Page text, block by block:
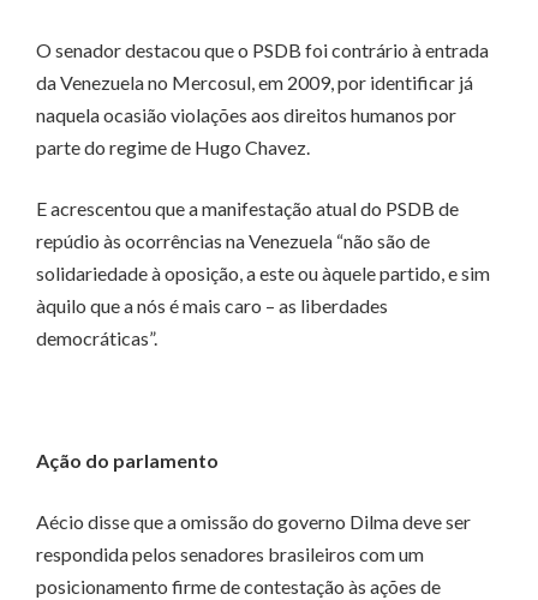
O senador destacou que o PSDB foi contrário à entrada
da Venezuela no Mercosul, em 2009, por identificar já
naquela ocasião violações aos direitos humanos por
parte do regime de Hugo Chavez.
E acrescentou que a manifestação atual do PSDB de
repúdio às ocorrências na Venezuela “não são de
solidariedade à oposição, a este ou àquele partido, e sim
àquilo que a nós é mais caro – as liberdades
democráticas”.
Ação do parlamento
Aécio disse que a omissão do governo Dilma deve ser
respondida pelos senadores brasileiros com um
posicionamento firme de contestação às ações de